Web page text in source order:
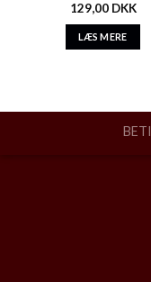
129,00 DKK
LÆS MERE